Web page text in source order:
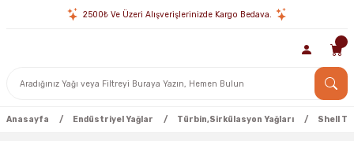
2500₺ Ve Üzeri Alışverişlerinizde Kargo Bedava.
Anasayfa Endüstriyel Yağlar Türbin,Sirkülasyon Yağları Shell